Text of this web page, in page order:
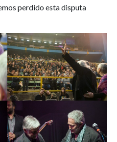
perdido esta disputa